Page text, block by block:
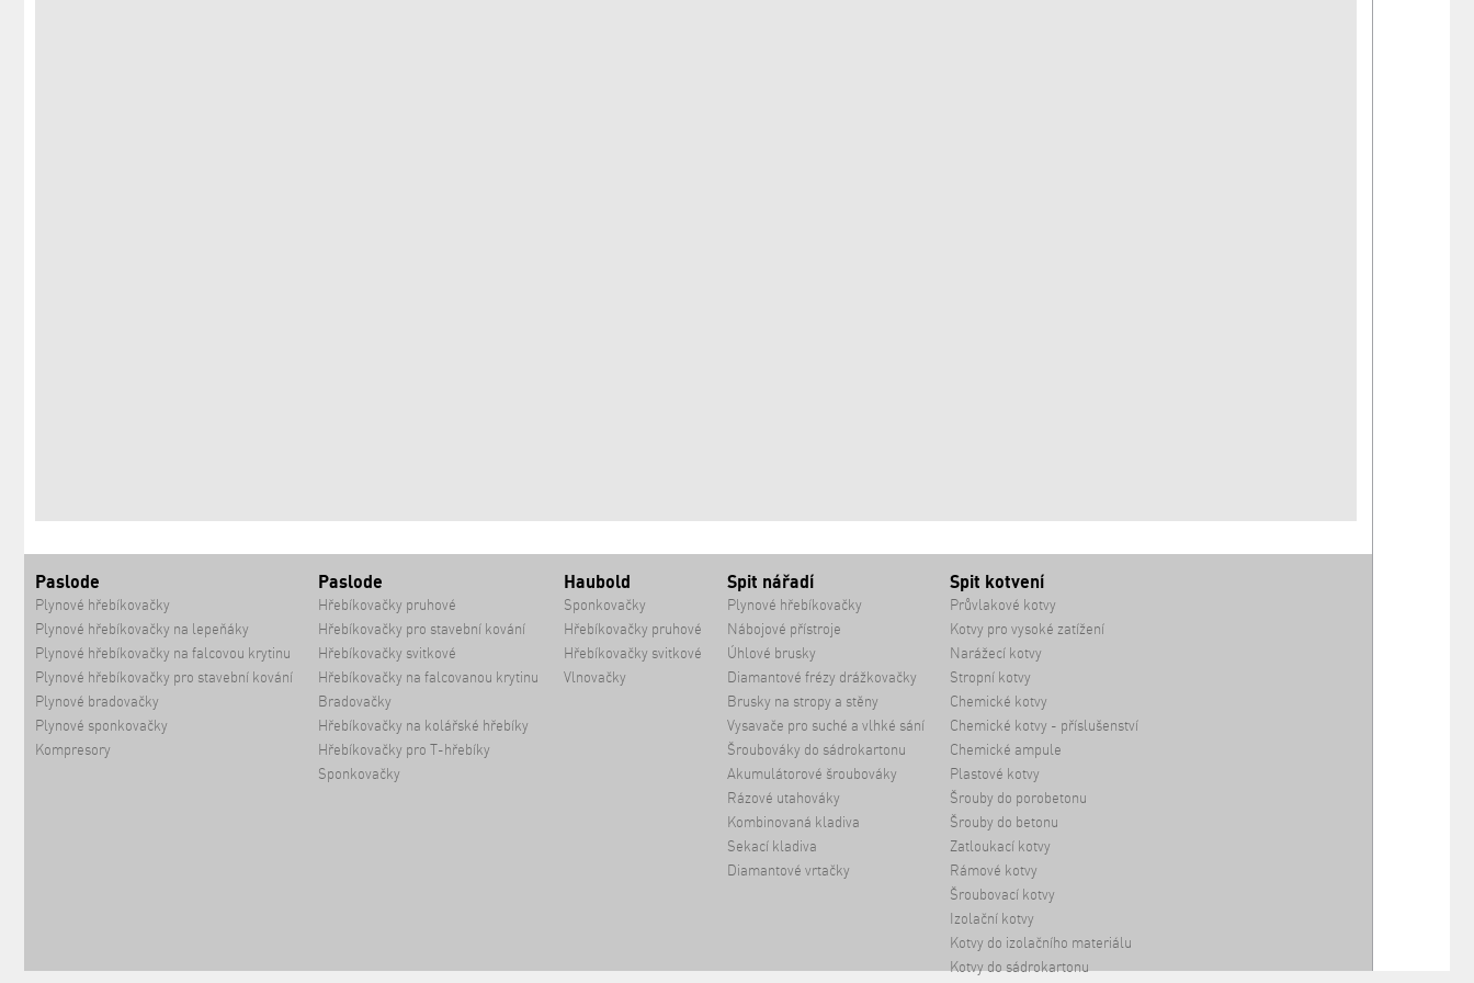
Paslode
Plynové hřebíkovačky
Plynové hřebíkovačky na lepeňáky
Plynové hřebíkovačky na falcovou krytinu
Plynové hřebíkovačky pro stavební kování
Plynové bradovačky
Plynové sponkovačky
Kompresory
Paslode
Hřebíkovačky pruhové
Hřebíkovačky pro stavební kování
Hřebíkovačky svitkové
Hřebíkovačky na falcovanou krytinu
Bradovačky
Hřebíkovačky na kolářské hřebíky
Hřebíkovačky pro T-hřebíky
Sponkovačky
Haubold
Sponkovačky
Hřebíkovačky pruhové
Hřebíkovačky svitkové
Vlnovačky
Spit nářadí
Plynové hřebíkovačky
Nábojové přístroje
Úhlové brusky
Diamantové frézy drážkovačky
Brusky na stropy a stěny
Vysavače pro suché a vlhké sání
Šroubováky do sádrokartonu
Akumulátorové šroubováky
Rázové utahováky
Kombinovaná kladiva
Sekací kladiva
Diamantové vrtačky
Spit kotvení
Průvlakové kotvy
Kotvy pro vysoké zatížení
Narážecí kotvy
Stropní kotvy
Chemické kotvy
Chemické kotvy - příslušenství
Chemické ampule
Plastové kotvy
Šrouby do porobetonu
Šrouby do betonu
Zatloukací kotvy
Rámové kotvy
Šroubovací kotvy
Izolační kotvy
Kotvy do izolačního materiálu
Kotvy do sádrokartonu